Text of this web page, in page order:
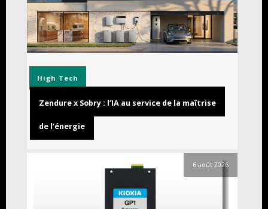
High Tech
Zendure x Sobry : l’IA au service de la maîtrise
de l’énergie
6 août 2026